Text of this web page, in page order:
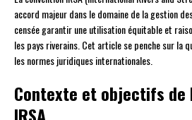
accord majeur dans le domaine de la gestion
censée garantir une utilisation équitable et
les pays riverains. Cet article se penche sur la
les normes juridiques internationales.
Contexte et objectifs de